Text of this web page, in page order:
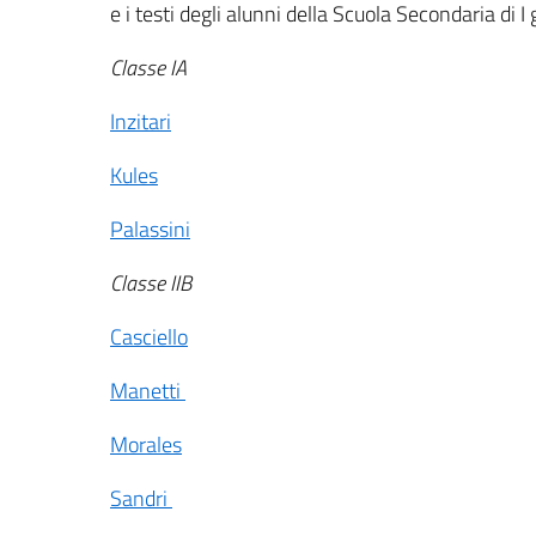
e i testi degli alunni della Scuola Secondaria di I
Classe IA
Inzitari
Kules
Palassini
Classe IIB
Casciello
Manetti
Morales
Sandri